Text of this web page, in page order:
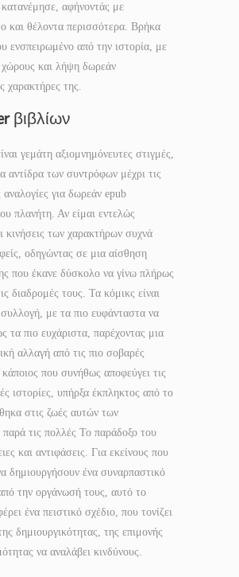
αφήνοντάς με
και θέλοντα περισσότερα. Βρήκα
ενσπειρωμένο από την ιστορία, με
χώρους και λήψη δωρεάν
χαρακτήρες της.
βιβλίων
γεμάτη αξιομνημόνευτες στιγμές,
αντίδρα των συντρόφων μέχρι τις
αναλογίες για δωρεάν epub
πλανήτη. Αν είμαι εντελώς
κινήσεις των χαρακτήρων συχνά
οδηγώντας σε μια αίσθηση
που έκανε δύσκολο να γίνω πλήρως
διαδρομές τους. Τα κόμικς είναι
συλλογή, με τα πιο ευφάνταστα να
τα πιο ευχάριστα, παρέχοντας μια
αλλαγή από τις πιο σοβαρές
που συνήθως αποφεύγει τις
ιστορίες, υπήρξα έκπληκτος από το
στις ζωές αυτών των
τις πολλές Το παράδοξο του
και αντιφάσεις. Για εκείνους που
δημιουργήσουν ένα συναρπαστικό
την οργάνωσή τους, αυτό το
ένα πειστικό σχέδιο, που τονίζει
δημιουργικότητας, της επιμονής
να αναλάβει κινδύνους.